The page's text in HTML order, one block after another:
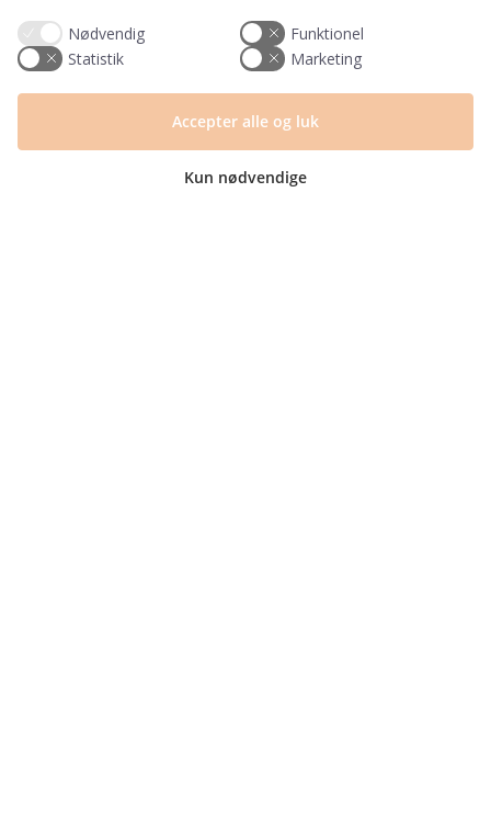
Telefon & mail besvares I tidsrummet:
Mandag – Fredag: 10.00 – 15.00
Nødvendig
Funktionel
Statistik
Marketing
Kun nødvendige
Accepter alle og luk